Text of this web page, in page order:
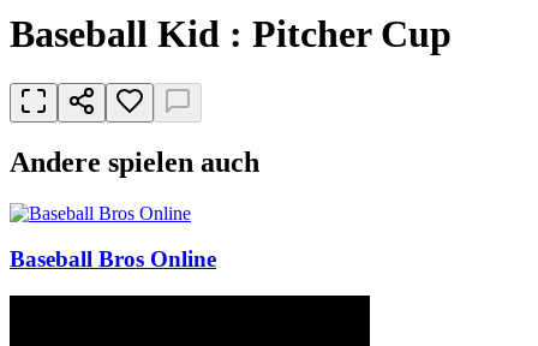
Baseball Kid : Pitcher Cup
Andere spielen auch
Baseball Bros Online